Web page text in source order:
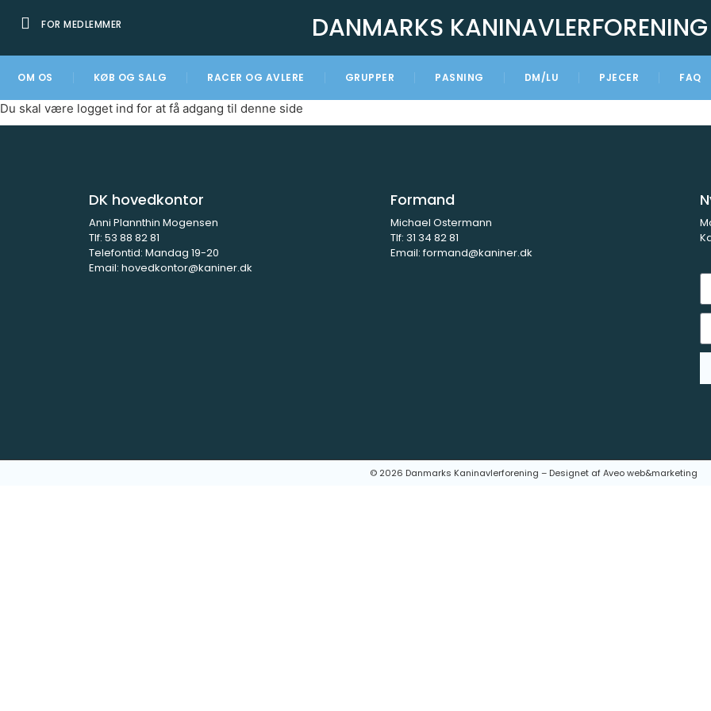
FOR MEDLEMMER DANMARKS KANINAVLERFORENING
OM OS KØB OG SALG RACER OG AVLERE GRUPPER PASNING DM/LU PJECER FAQ
Du skal være logget ind for at få adgang til denne side
DK hovedkontor
Anni Plannthin Mogensen
Tlf: 53 88 82 81
Telefontid: Mandag 19-20
Email: hovedkontor@kaniner.dk
Formand
Michael Ostermann
Tlf: 31 34 82 81
Email:formand@kaniner.dk
© 2026 Danmarks Kaninavlerforening – Designet afAveo web&marketing